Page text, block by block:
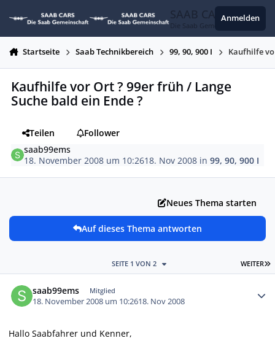
SAAB CARS
Die Saab Gemeinschaft
Anmelden
Startseite Saab Technikbereich 99, 90, 900 I Kaufhilfe
Kaufhilfe vor Ort ? 99er früh / Lange
Suche bald ein Ende ?
Teilen
Follower
saab99ems
18. November 2008 um 10:2618. Nov 2008 in99, 90, 900 I
Neues Thema starten
Auf dieses Thema antworten
WEITER
SEITE 1 VON 2
saab99ems Mitglied
18. November 2008 um 10:2618. Nov 2008
Hallo Saabfahrer und Kenner,